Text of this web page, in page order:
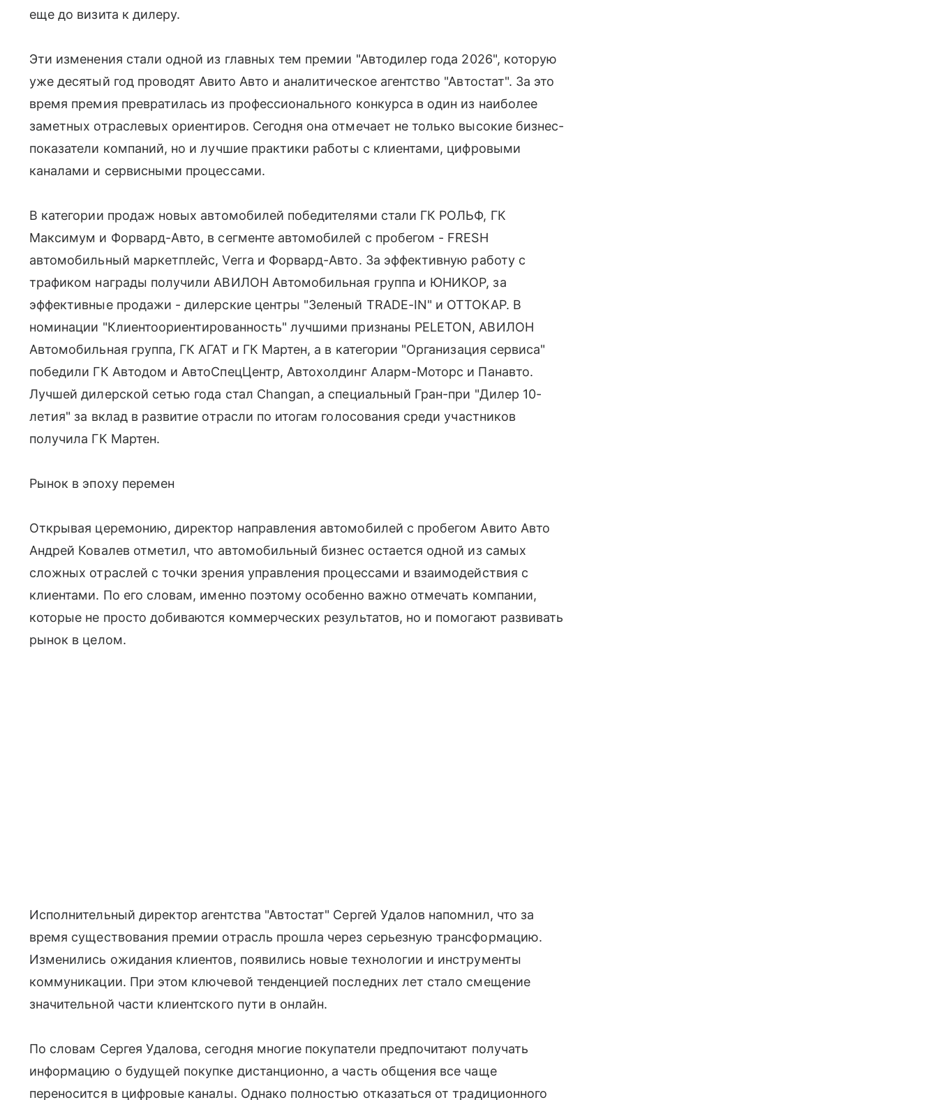
еще до визита к дилеру.
Эти изменения стали одной из главных тем премии "Автодилер года 2026", которую
уже десятый год проводят Авито Авто и аналитическое агентство "Автостат". За это
время премия превратилась из профессионального конкурса в один из наиболее
заметных отраслевых ориентиров. Сегодня она отмечает не только высокие бизнес-
показатели компаний, но и лучшие практики работы с клиентами, цифровыми
каналами и сервисными процессами.
В категории продаж новых автомобилей победителями стали ГК РОЛЬФ, ГК
Максимум и Форвард-Авто, в сегменте автомобилей с пробегом - FRESH
автомобильный маркетплейс, Verra и Форвард-Авто. За эффективную работу с
трафиком награды получили АВИЛОН Автомобильная группа и ЮНИКОР, за
эффективные продажи - дилерские центры "Зеленый TRADE-IN" и ОТТОКАР. В
номинации "Клиентоориентированность" лучшими признаны PELETON, АВИЛОН
Автомобильная группа, ГК АГАТ и ГК Мартен, а в категории "Организация сервиса"
победили ГК Автодом и АвтоСпецЦентр, Автохолдинг Аларм-Моторс и Панавто.
Лучшей дилерской сетью года стал Changan, а специальный Гран-при "Дилер 10-
летия" за вклад в развитие отрасли по итогам голосования среди участников
получила ГК Мартен.
Рынок в эпоху перемен
Открывая церемонию, директор направления автомобилей с пробегом Авито Авто
Андрей Ковалев отметил, что автомобильный бизнес остается одной из самых
сложных отраслей с точки зрения управления процессами и взаимодействия с
клиентами. По его словам, именно поэтому особенно важно отмечать компании,
которые не просто добиваются коммерческих результатов, но и помогают развивать
рынок в целом.
Исполнительный директор агентства "Автостат" Сергей Удалов напомнил, что за
время существования премии отрасль прошла через серьезную трансформацию.
Изменились ожидания клиентов, появились новые технологии и инструменты
коммуникации. При этом ключевой тенденцией последних лет стало смещение
значительной части клиентского пути в онлайн.
По словам Сергея Удалова, сегодня многие покупатели предпочитают получать
информацию о будущей покупке дистанционно, а часть общения все чаще
переносится в цифровые каналы. Однако полностью отказаться от традиционного